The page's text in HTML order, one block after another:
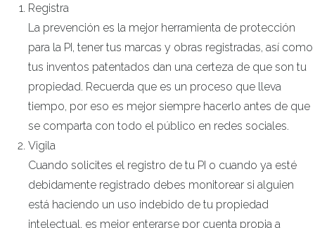
Registra
La prevención es la mejor herramienta de protección
para la PI, tener tus marcas y obras registradas, así como
tus inventos patentados dan una certeza de que son tu
propiedad. Recuerda que es un proceso que lleva
tiempo, por eso es mejor siempre hacerlo antes de que
se comparta con todo el público en redes sociales.
Vigila
Cuando solicites el registro de tu PI o cuando ya esté
debidamente registrado debes monitorear si alguien
está haciendo un uso indebido de tu propiedad
intelectual, es mejor enterarse por cuenta propia a